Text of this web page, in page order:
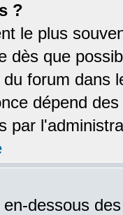
?
le plus
dès que
forum dans
dépend
par
dessous